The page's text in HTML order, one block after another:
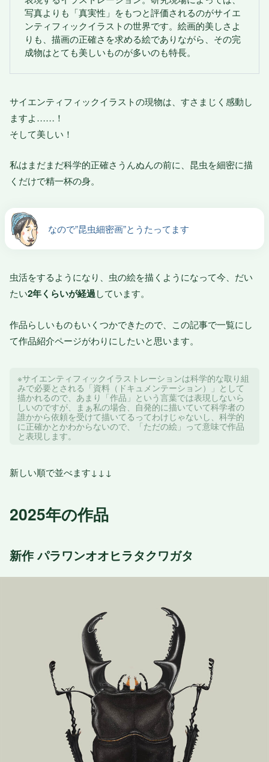
写真よりも「真実性」をもつと評価されるのがサイエ
ンティフィックイラストの世界です。絵画的美しさよ
りも、描画の正確さを求める絵でありながら、その完
成物はとても美しいものが多いのも特長。
サイエンティフィックイラストの現物は、すさまじく感動し
ますよ……！
そして美しい！
私はまだまだ科学的正確さうんぬんの前に、昆虫を細密に描
くだけで精一杯の身。
なので”昆虫細密画”とうたってます
虫活をするようになり、虫の絵を描くようになって今、だい
たい2年くらいが経過しています。
作品らしいものもいくつかできたので、この記事で一覧にし
て作品紹介ページがわりにしたいと思います。
※サイエンティフィックイラストレーションは科学的な取り組
みで必要とされる「資料（ドキュメンテーション）」として
描かれるので、あまり「作品」という言葉では表現しないら
しいのですが、まぁ私の場合、自発的に描いていて科学者の
誰かから依頼を受けて描いてるってわけじゃないし、科学的
に正確かとかわからないので、「ただの絵」って意味で作品
と表現します。
新しい順で並べます↓↓↓
2025年の作品
新作 パラワンオオヒラタクワガタ